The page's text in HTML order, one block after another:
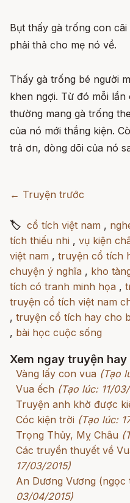
Bụt thấy gà trống con
phải thả cho mẹ nó về.
Thấy gà trống bé người
khen ngợi. Từ đó mỗi
thường mang gà trống
của nó mới thắng kiện.
trả ơn, dòng dõi của nó
← Truyện trước
🏷 cổ tích việt nam ,
tích thiếu nhi , vụ kiện
việt nam , truyện cổ tích
chuyện ý nghĩa , kho
tích có tranh minh họa ,
truyện cổ tích việt nam
, truyện cổ tích hay cho
, bài học cuộc sống
Xem ngay truyện hay
Vàng lấy con vua (Tạo
Vua ếch (Tạo lúc: 11/
Truyện anh khờ được
Cóc kiện trời (Tạo lúc:
Trọng Thủy, Mỵ Châu
Các truyền thuyết về
17/03/2015)
An Dương Vương (ngọc
03/04/2015)